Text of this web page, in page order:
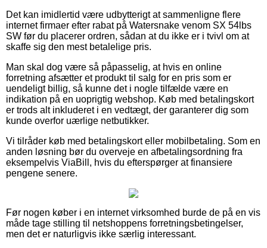
Det kan imidlertid være udbytterigt at sammenligne flere
internet firmaer efter rabat på Watersnake venom SX 54lbs
SW før du placerer ordren, sådan at du ikke er i tvivl om at
skaffe sig den mest betalelige pris.
Man skal dog være så påpasselig, at hvis en online
forretning afsætter et produkt til salg for en pris som er
uendeligt billig, så kunne det i nogle tilfælde være en
indikation på en uoprigtig webshop. Køb med betalingskort
er trods alt inkluderet i en vedtægt, der garanterer dig som
kunde overfor uærlige netbutikker.
Vi tilråder køb med betalingskort eller mobilbetaling. Som en
anden løsning bør du overveje en afbetalingsordning fra
eksempelvis ViaBill, hvis du efterspørger at finansiere
pengene senere.
Før nogen køber i en internet virksomhed burde de på en vis
måde tage stilling til netshoppens forretningsbetingelser,
men det er naturligvis ikke særlig interessant.